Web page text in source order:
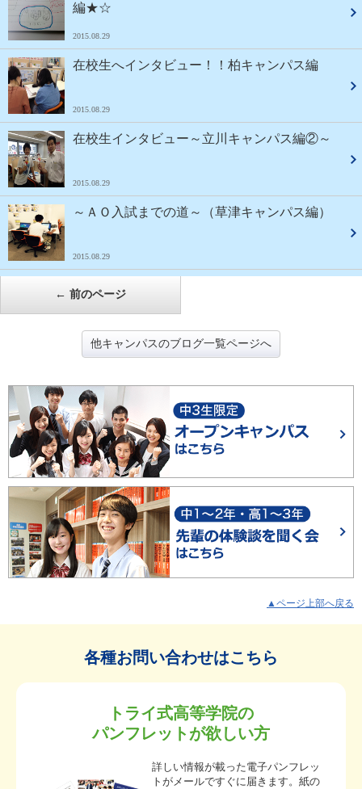
編★☆
2015.08.29
在校生へインタビュー！！柏キャンパス編
2015.08.29
在校生インタビュー～立川キャンパス編②～
2015.08.29
～ＡＯ入試までの道～（草津キャンパス編）
2015.08.29
← 前のページ
他キャンパスのブログ一覧ページへ
▲ページ上部へ戻る
各種お問い合わせはこちら
トライ式高等学院の
パンフレットが欲しい方
詳しい情報が載った電子パンフレッ
トがメールですぐに届きます。紙の